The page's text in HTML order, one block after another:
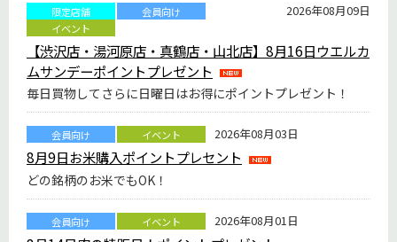
2026年08月09日
限定店舗
会員向け
イベント
【渋沢店・湯河原店・真鶴店・山北店】8月16日ウエルカ
ムサンデーポイントプレゼント
毎日買物してさらに日曜日はお得にポイントプレゼント！
2026年08月03日
会員向け イベント
8月9日お米購入ポイントプレセント
どの銘柄のお米でもOK！
2026年08月01日
会員向け イベント